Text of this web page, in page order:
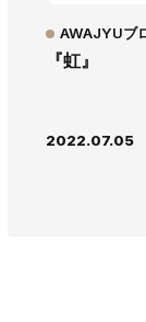
『虹』
AWAJYUブ
2022.07.05